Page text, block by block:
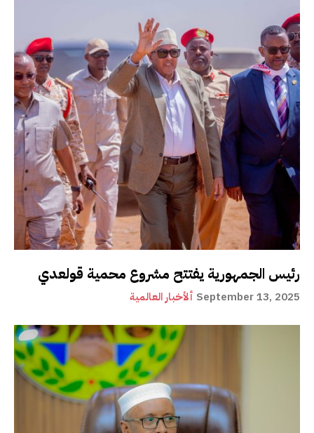
رئيس الجمهورية يفتتح مشروع محمية قولعدي
ألأخبار العالمية September 13, 2025